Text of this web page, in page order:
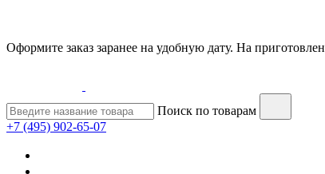
Оформите заказ заранее на удобную дату. На
Поиск по товарам
+7 (495) 902-65-07